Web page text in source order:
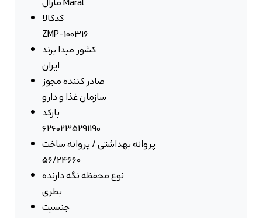
کدکالا
ZMP-100316
کشور مبدا برند
ایران
صادر کننده مجوز
سازمان غذا و دارو
بارکد
6260235291190
پروانه بهداشتی / پروانه ساخت
56/24660
نوع محفظه نگه دارنده
بطری
جنسیت